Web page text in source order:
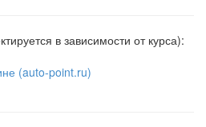
в зависимости от курса):
(auto-point.ru)